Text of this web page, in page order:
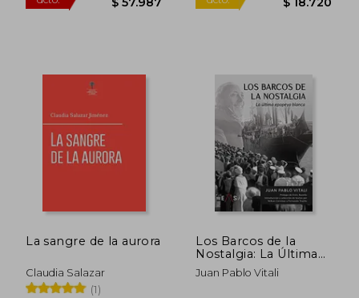
50% 10%
dcto.
Rápido
La sangre de la aurora
Claudia Salazar
(1)
Los Barcos de la
Nostalgia: La Última
Epopeya Blanca: 11
(Apolo)
Juan Pablo Vitali